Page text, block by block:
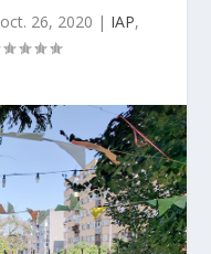
oct. 26, 2020 | IAP,